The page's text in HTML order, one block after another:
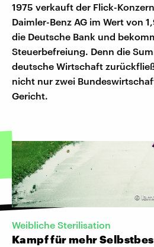
1975 verkauft der Flick-
Daimler-Benz AG im Wert von
die Deutsche Bank und
Steuerbefreiung. Denn die
deutsche Wirtschaft
nicht nur zwei
Gericht.
©
Weibliche Sterilisation
Kampf für mehr